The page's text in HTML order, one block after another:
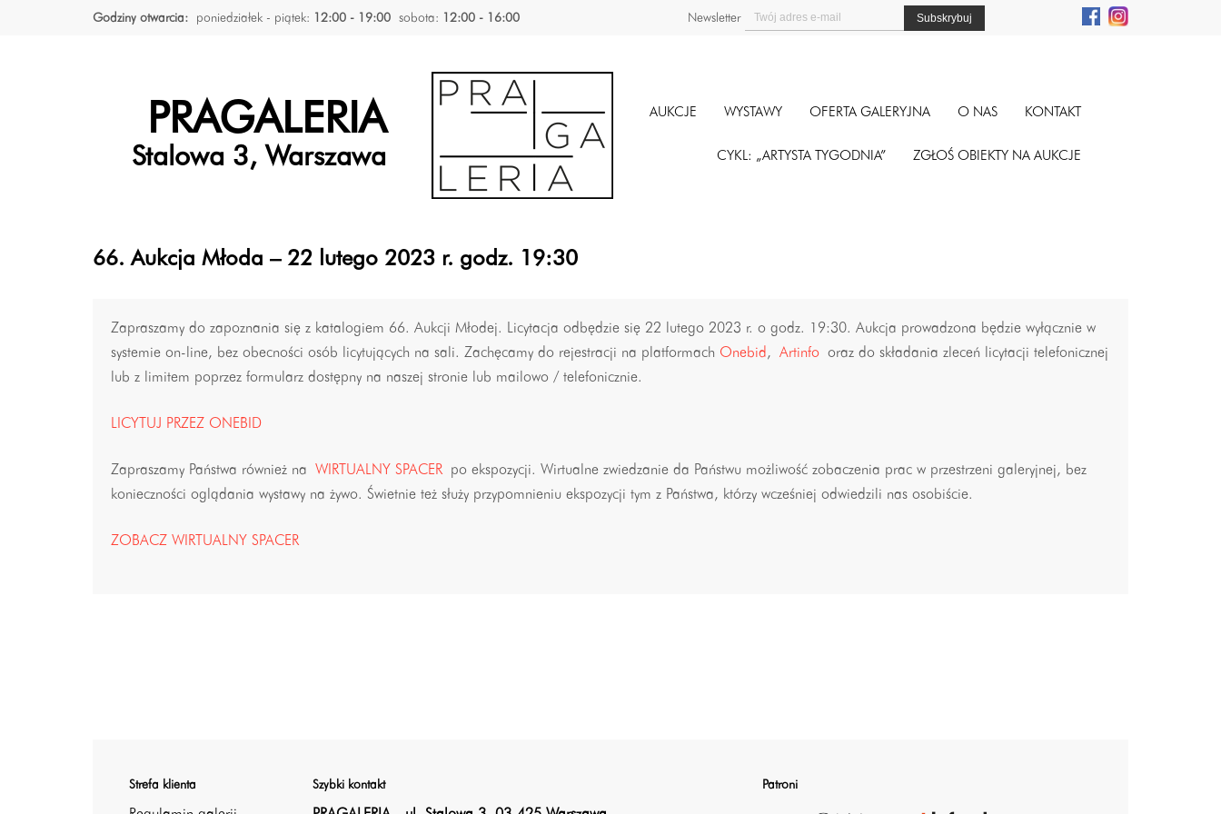
Godziny otwarcia: poniedziałek - piątek: 12:00 - 19:00 sobota: 12:00 - 16:00 Newsletter
PRAGALERIA
Stalowa 3, Warszawa
AUKCJE WYSTAWY OFERTA GALERYJNA O NAS KONTAKT
CYKL: „ARTYSTA TYGODNIA” ZGŁOŚ OBIEKTY NA AUKCJE
66. Aukcja Młoda – 22 lutego 2023 r. godz. 19:30
Zapraszamy do zapoznania się z katalogiem 66. Aukcji Młodej. Licytacja odbędzie się 22 lutego 2023 r. o godz. 19:30. Aukcja prowadzona będzie wyłącznie w
systemie on-line, bez obecności osób licytujących na sali. Zachęcamy do rejestracji na platformach Onebid , Artinfo oraz do składania zleceń licytacji telefonicznej
lub z limitem poprzez formularz dostępny na naszej stronie lub mailowo / telefonicznie.
LICYTUJ PRZEZ ONEBID
Zapraszamy Państwa również na WIRTUALNY SPACER po ekspozycji. Wirtualne zwiedzanie da Państwu możliwość zobaczenia prac w przestrzeni galeryjnej, bez
konieczności oglądania wystawy na żywo. Świetnie też służy przypomnieniu ekspozycji tym z Państwa, którzy wcześniej odwiedzili nas osobiście.
ZOBACZ WIRTUALNY SPACER
Strefa klienta Szybki kontakt Patroni